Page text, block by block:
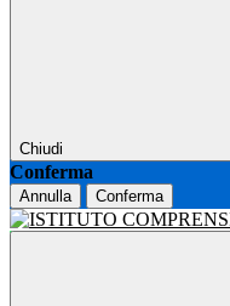
Chiudi
Conferma
Annulla Conferma